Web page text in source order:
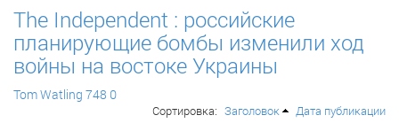
The Independent : российские
планирующие бомбы изменили ход
войны на востоке Украины
Tom Watling 748 0
Сортировка: Заголовок Дата публикации